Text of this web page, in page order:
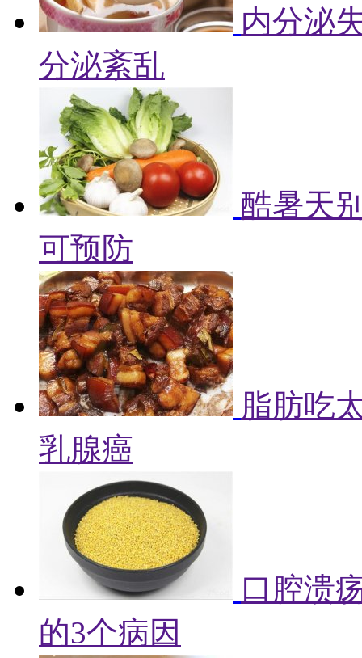
内分泌
分泌紊乱
酷暑天
可预防
脂肪吃
乳腺癌
口腔溃
的3个病因